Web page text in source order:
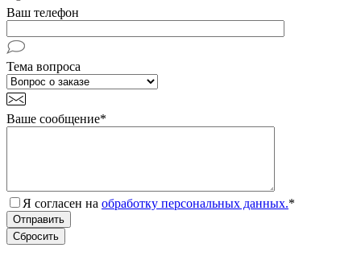
Ваш телефон
Тема вопроса
Ваше сообщение*
Я согласен на обработку персональных данных.*